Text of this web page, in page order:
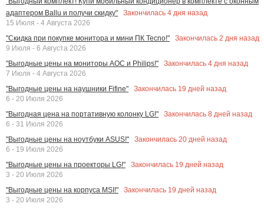
адаптером Ballu и получи скидку"
Закончилась 4 дня назад
15 Июля - 4 Августа 2026
"Скидка при покупке монитора и мини ПК Tecno!"
Закончилась 2 дня назад
9 Июля - 6 Августа 2026
"Выгодные цены на мониторы AOC и Philips!"
Закончилась 4 дня назад
7 Июля - 4 Августа 2026
"Выгодные цены на наушники Fifine"
Закончилась 19 дней назад
6 - 20 Июля 2026
"Выгодная цена на портативную колонку LG!"
Закончилась 8 дней назад
6 - 31 Июля 2026
"Выгодные цены на ноутбуки ASUS!"
Закончилась 20 дней назад
6 - 19 Июля 2026
"Выгодные цены на проекторы LG!"
Закончилась 19 дней назад
3 - 20 Июля 2026
"Выгодные цены на корпуса MSI!"
Закончилась 19 дней назад
3 - 20 Июля 2026